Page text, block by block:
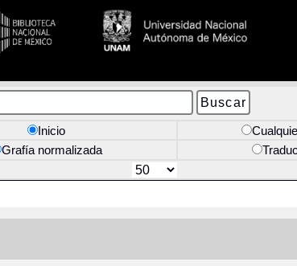
Inicio
Grafía normalizada